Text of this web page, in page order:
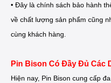
• Đây là chính sách bảo hành
về chất lượng sản phẩm cũng
cùng khách hàng.
Pin Bison Có Đầy Đủ Các
Hiện nay, Pin Bison cung cấp